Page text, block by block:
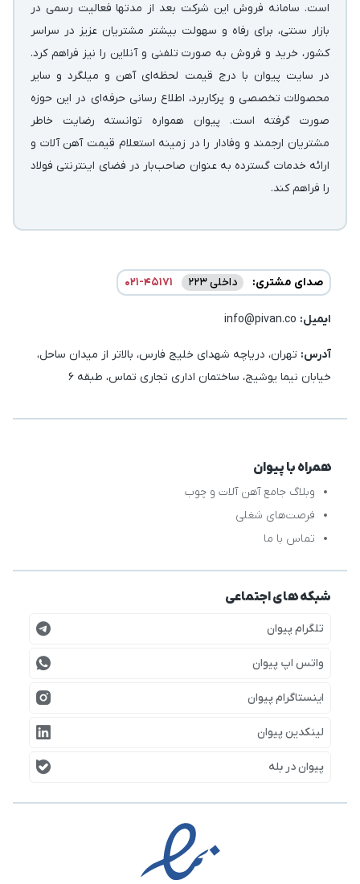
است. سامانه فروش این شرکت بعد از مدتها فعالیت رسمی در
بازار سنتی، برای رفاه و سهولت بیشتر مشتریان عزیز در سراسر
کشور، خرید و فروش به صورت تلفنی و آنلاین را نیز فراهم کرد.
در سایت پیوان با درج قیمت لحظه‌ای آهن و میلگرد و سایر
محصولات تخصصی و پرکاربرد، اطلاع رسانی حرفه‌ای در این حوزه
صورت گرفته است. پیوان همواره توانسته رضایت خاطر
مشتریان ارجمند و وفادار را در زمینه استعلام قیمت آهن آلات و
ارائه خدمات گسترده به عنوان صاحب‌بار در فضای اینترنتی فولاد
را فراهم کند.
صدای مشتری: داخلی 223 021-45171
ایمیل:‌
آدرس: تهران، دریاچه شهدای خلیج فارس، بالاتر از میدان ساحل،
خیابان نیما یوشیج، ساختمان اداری تجاری تماس، طبقه 6
همراه با پیوان
وبلاگ جامع آهن آلات و چوب
فرصت‌های شغلی
تماس با ما
شبکه های اجتماعی
تلگرام پیوان
واتس اپ پیوان
اینستاگرام پیوان
لینکدین پیوان
پیوان در بله